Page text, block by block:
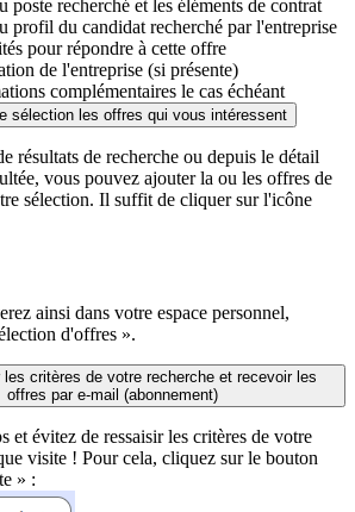
poste recherché et les éléments de contrat
profil du candidat recherché par l'entreprise
pour répondre à cette offre
de l'entreprise (si présente)
complémentaires le cas échéant
sélection les offres qui vous intéressent
résultats de recherche ou depuis le détail
vous pouvez ajouter la ou les offres de
sélection. Il suffit de cliquer sur l'icône
ainsi dans votre espace personnel,
d'offres ».
les critères de votre recherche et recevoir les
offres par e-mail (abonnement)
et évitez de ressaisir les critères de votre
visite ! Pour cela, cliquez sur le bouton
» :